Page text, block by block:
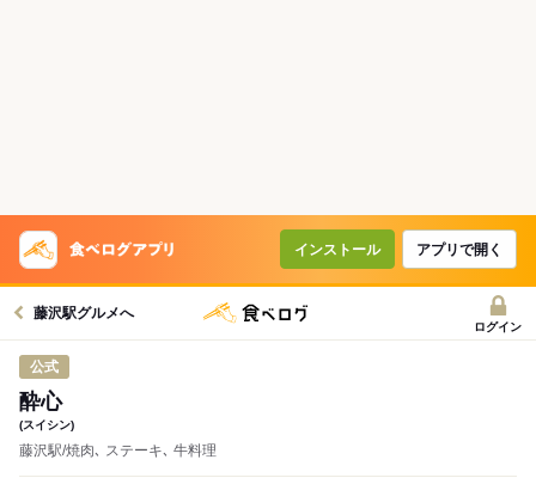
インストール アプリで開く
藤沢駅グルメへ
ログイン
公式
酔心
(スイシン)
藤沢駅/焼肉､ ステーキ､ 牛料理